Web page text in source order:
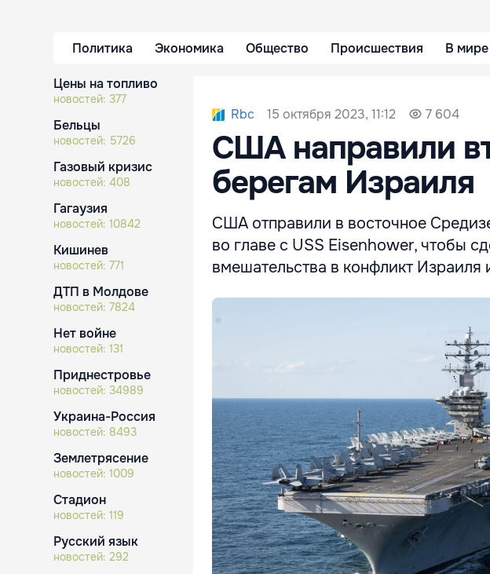
Политика Экономика Общество Происшествия В мире
Цены на топливо
новостей: 377
Бельцы
новостей: 5726
Газовый кризис
новостей: 408
Гагаузия
новостей: 10842
Кишинев
новостей: 771
ДТП в Молдове
новостей: 7824
Нет войне
новостей: 131
Приднестровье
новостей: 34989
Украина-Россия
новостей: 8493
Землетрясение
новостей: 1009
Стадион
новостей: 119
Русский язык
новостей: 292
Rbc 15 октября 2023, 11:12 7 604
США направили
берегам Израиля
США отправили в восточное
во главе с USS Eisenhower, чтобы
вмешательства в конфликт